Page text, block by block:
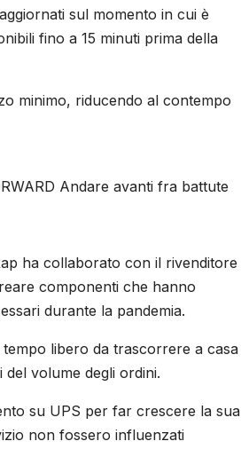
sul momento in cui è
fino a 15 minuti prima della
minimo, riducendo al contempo
Andare avanti fra battute
ha collaborato con il rivenditore
componenti che hanno
durante la pandemia.
libero da trascorrere a casa
volume degli ordini.
su UPS per far crescere la sua
non fossero influenzati